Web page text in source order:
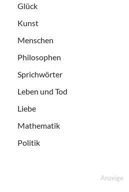
Glück
Kunst
Menschen
Philosophen
Sprichwörter
Leben und Tod
Liebe
Mathematik
Politik
Anzeige